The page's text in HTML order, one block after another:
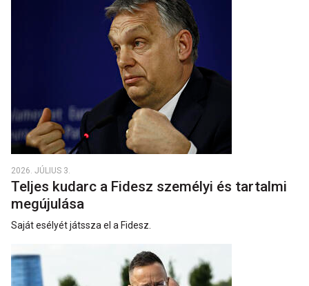
2026. JÚLIUS 3.
Teljes kudarc a Fidesz személyi és tartalmi
megújulása
Saját esélyét játssza el a Fidesz.